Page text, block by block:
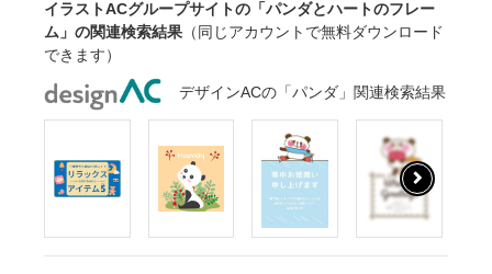
イラストACグループサイトの「パンダとハートのフレー
ム」の関連検索結果 （同じアカウントで無料ダウンロード
できます）
デザインACの「パンダ」関連検索結果